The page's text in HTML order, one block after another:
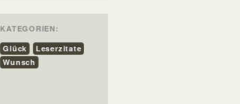
KATEGORIEN:
Glück
Leserzitate
Wunsch